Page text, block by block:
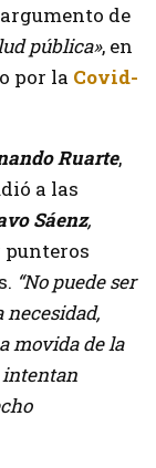
de
pública», en
por la Covid-
Ruarte,
a las
Sáenz,
“No puede ser
necesidad,
movida de la
intentan